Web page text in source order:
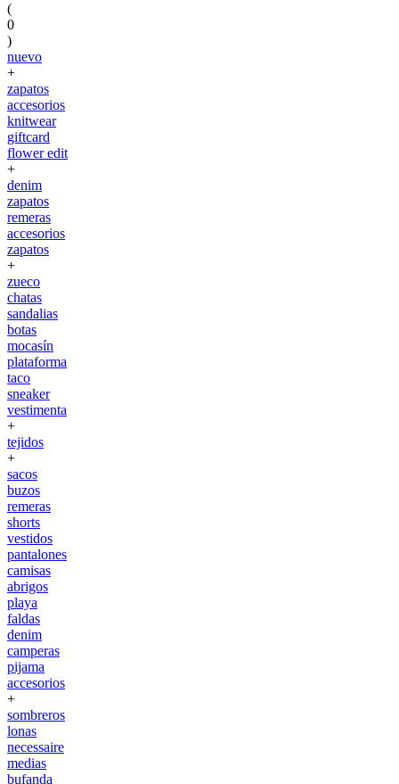
(
0
)
nuevo
+
zapatos
accesorios
knitwear
giftcard
flower edit
+
denim
zapatos
remeras
accesorios
zapatos
+
zueco
chatas
sandalias
botas
mocasín
plataforma
taco
sneaker
vestimenta
+
tejidos
+
sacos
buzos
remeras
shorts
vestidos
pantalones
camisas
abrigos
playa
faldas
denim
camperas
pijama
accesorios
+
sombreros
lonas
necessaire
medias
bufanda